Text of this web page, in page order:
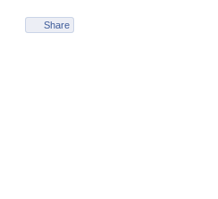
Share